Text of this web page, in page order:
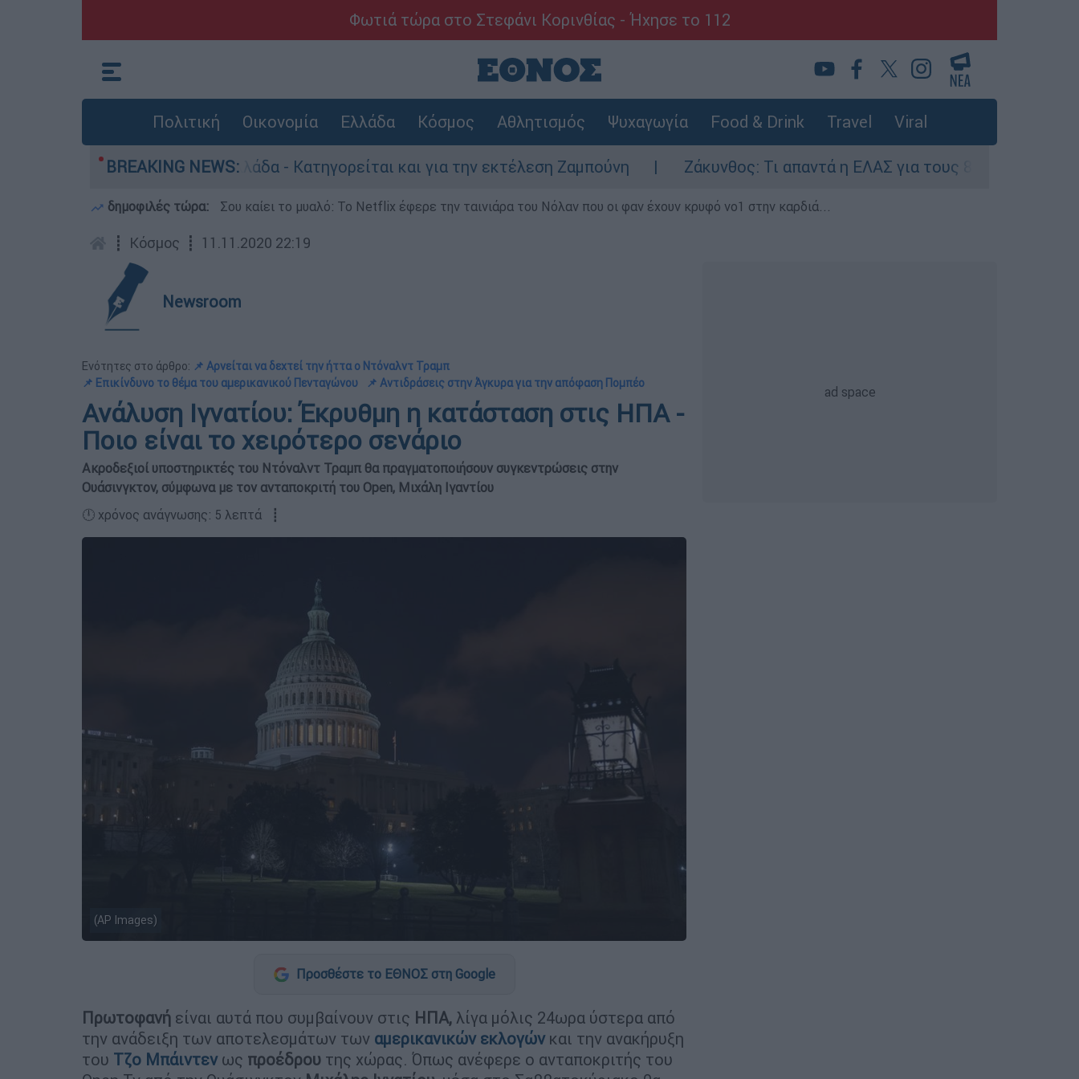
Φωτιά τώρα στο Στεφάνι Κορινθίας - Ήχησε το 112
Πολιτική Οικονομία Ελλάδα Κόσμος Αθλητισμός Ψυχαγωγία Food & Drink Travel Viral
BREAKING NEWS:
στην Ελλάδα - Κατηγορείται και για την εκτέλεση Ζαμπούνη Ζάκυνθος: Τι απαντά η ΕΛΑΣ για τους 8 βιασμούς τουριστριών -
δημοφιλές τώρα: Σου καίει το μυαλό: Το Netflix έφερε την ταινιάρα του Νόλαν που οι φαν έχουν κρυφό νο1 στην καρδιά...
┋ Κόσμος ┋ 11.11.2020 22:19
Newsroom
Ενότητες στο άρθρο: 📌 Αρνείται να δεχτεί την ήττα ο Ντόναλντ Τραμπ
📌 Επικίνδυνο το θέμα του αμερικανικού Πενταγώνου
📌 Αντιδράσεις στην Άγκυρα για την απόφαση Πομπέο
Ανάλυση Ιγνατίου: Έκρυθμη η κατάσταση στις ΗΠΑ -
Ποιο είναι το χειρότερο σενάριο
Ακροδεξιοί υποστηρικτές του Ντόναλντ Τραμπ θα πραγματοποιήσουν συγκεντρώσεις στην
Ουάσινγκτον, σύμφωνα με τον ανταποκριτή του Open, Μιχάλη Ιγαντίου
🕛 χρόνος ανάγνωσης: 5 λεπτά ┋
(AP Images)
Προσθέστε το ΕΘΝΟΣ στη Google
Πρωτοφανή είναι αυτά που συμβαίνουν στις ΗΠΑ, λίγα μόλις 24ωρα ύστερα από
την ανάδειξη των αποτελεσμάτων των αμερικανικών εκλογώνκαι την ανακήρυξη
του Τζο Μπάιντεν ως προέδρου της χώρας. Όπως ανέφερε ο ανταποκριτής του